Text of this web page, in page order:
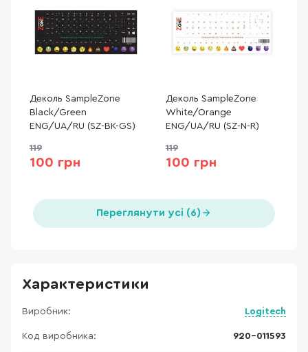
Деколь SampleZone
Black/Green
ENG/UA/RU (SZ-BK-GS)
119
100 грн
Деколь SampleZone
White/Orange
ENG/UA/RU (SZ-N-R)
119
100 грн
Переглянути усі (6)
Характеристики
Виробник: Logitech
Код виробника: 920-011593